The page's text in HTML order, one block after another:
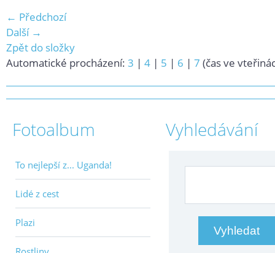
← Předchozí
Další →
Zpět do složky
Automatické procházení: 3 | 4 | 5 | 6 | 7 (čas ve
Fotoalbum
To nejlepší z... Uganda!
Lidé z cest
Plazi
Vyhledávání